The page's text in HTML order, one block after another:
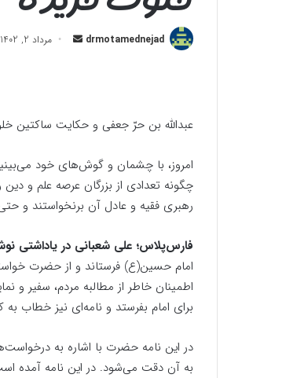
drmotamednejad
ارسال مرداد 2, 1402
عبدالله بن حرّ جعفی و حکایت ساکتین
امروز، با چشمان و گوش‌های خود
چگونه تعدادی از بزرگان عرصه علم و
رهبری فقیه و عادل آن برنخواستند و
فارس‌پلاس؛ علی شعبانی در یاداشتی
امام حسین(ع) فرستاند و از حضرت
اطمینان خاطر از مطالبه مردم، سفیر و
برای امام بفرستد و نامه‌ای نیز خطاب به
در این نامه حضرت با اشاره به
به آن دقت می‌شود. در این نامه آمده